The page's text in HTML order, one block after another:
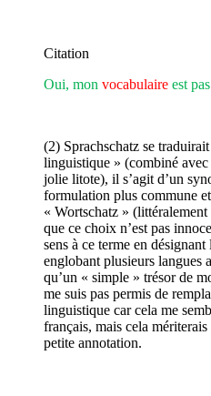
Citation
Oui, mon vocabulaire est
(2) Sprachschatz se
linguistique » (combiné
jolie litote), il s’agit d’un
formulation plus commune
« Wortschatz » (littéralement
que ce choix n’est pas
sens à ce terme en
englobant plusieurs langues
qu’un « simple » trésor de
me suis pas permis de
linguistique car cela me
français, mais cela
petite annotation.